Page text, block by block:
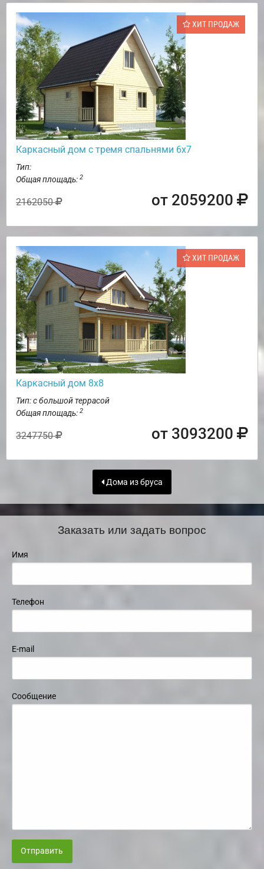
ХИТ ПРОДАЖ
Каркасный дом с тремя спальнями 6х7
Тип:
Общая площадь: 2
2162050 от 2059200
ХИТ ПРОДАЖ
Каркасный дом 8х8
Тип: с большой террасой
Общая площадь: 2
3247750 от 3093200
Дома из бруса
Заказать или задать вопрос
Имя
Телефон
E-mail
Сообщение
Отправить